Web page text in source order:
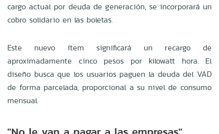
cargo actual por deuda de generación, se incorporará un
cobro solidario en las boletas.
Este nuevo ítem significará un recargo de
aproximadamente cinco pesos por kilowatt hora. El
diseño busca que los usuarios paguen la deuda del VAD
de forma parcelada, proporcional a su nivel de consumo
mensual.